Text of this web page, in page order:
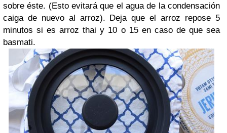
sobre éste. (Esto evitará que el agua de la condensación
caiga de nuevo al arroz). Deja que el arroz repose 5
minutos si es arroz thai y 10 o 15 en caso de que sea
basmati.